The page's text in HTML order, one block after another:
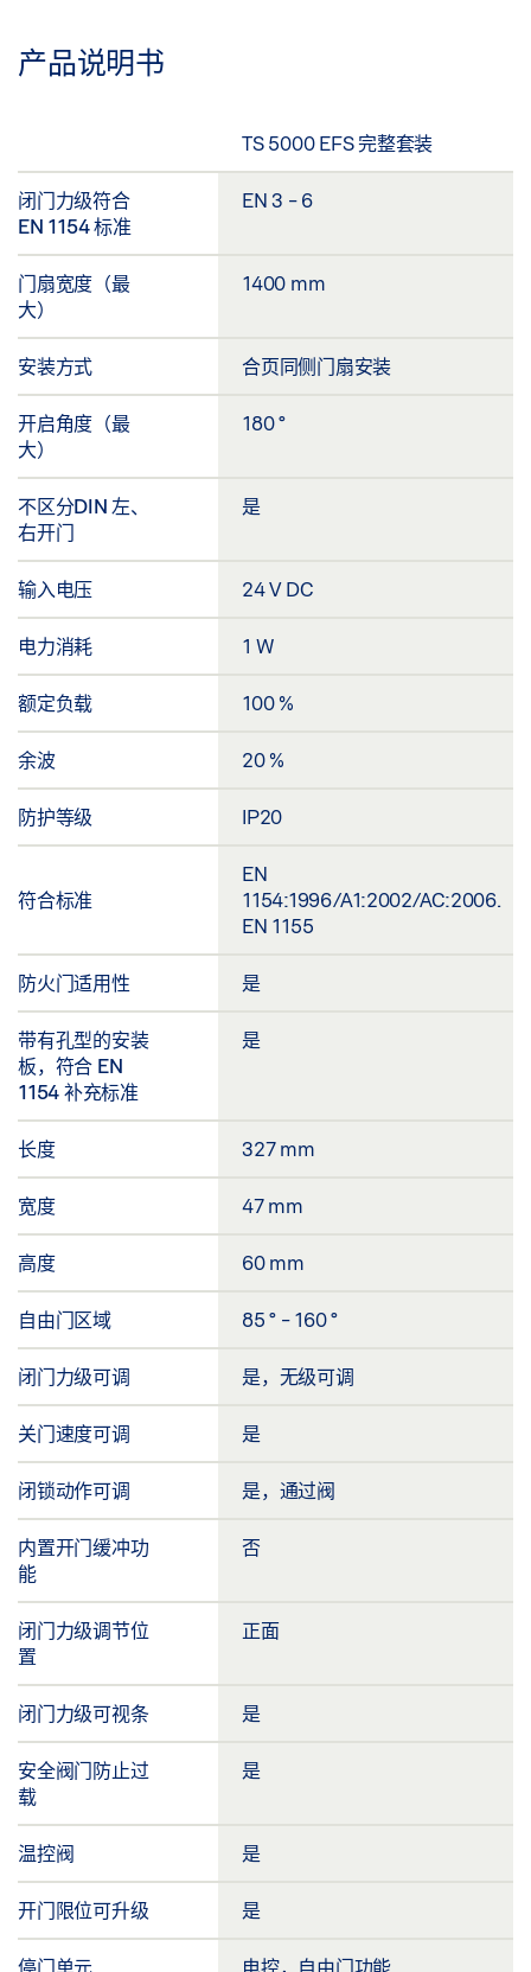
产品说明书
TS 5000 EFS 完整套装
闭门力级符合
EN 1154 标准
EN 3 - 6
门扇宽度（最
大）
1400 mm
安装方式 合页同侧门扇安装
开启角度（最
大）
180 °
不区分DIN 左、
右开门
是
输入电压 24 V DC
电力消耗 1 W
额定负载 100 %
余波 20 %
防护等级 IP20
符合标准
EN
1154:1996/A1:2002/AC:2006.
EN 1155
防火门适用性 是
带有孔型的安装
板，符合 EN
1154 补充标准
是
长度 327 mm
宽度 47 mm
高度 60 mm
自由门区域 85 ° - 160 °
闭门力级可调 是，无级可调
关门速度可调 是
闭锁动作可调 是，通过阀
内置开门缓冲功
能
否
闭门力级调节位
置
正面
闭门力级可视条 是
安全阀门防止过
载
是
温控阀 是
开门限位可升级 是
停门单元 电控，自由门功能